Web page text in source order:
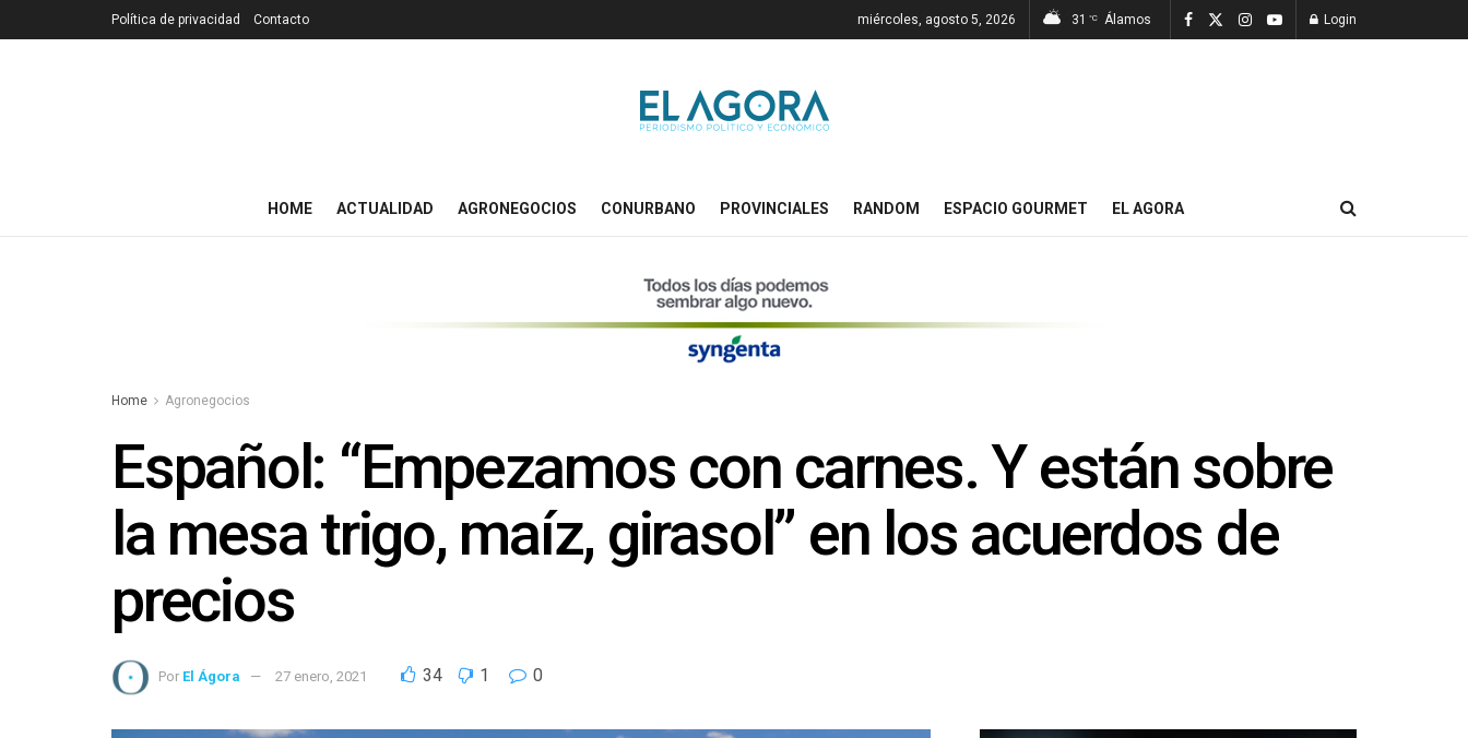
Política de privacidad Contacto miércoles, agosto 5, 2026 31 °C Álamos Login
HOME ACTUALIDAD AGRONEGOCIOS CONURBANO PROVINCIALES RANDOM ESPACIO GOURMET EL AGORA
Home Agronegocios
Español: “Empezamos con carnes. Y están sobre
la mesa trigo, maíz, girasol” en los acuerdos de
precios
Por El Ágora 27 enero, 2021 34 1 0